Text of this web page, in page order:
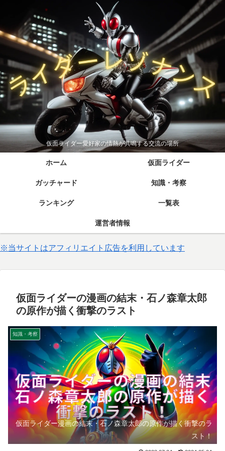
仮面ライダー愛好家の情熱が共鳴する交流の場所
ホーム 仮面ライダー
ガッチャード 知識・考察
ランキング 一覧表
運営者情報
※当サイトはアフィリエイト広告を利用しています
仮面ライダーの漫画の結末・石ノ森章太郎
の原作が描く衝撃のラスト
知識・考察
仮面ライダー漫画の結末・石ノ森章太郎の原作が描く衝撃のラ
スト！